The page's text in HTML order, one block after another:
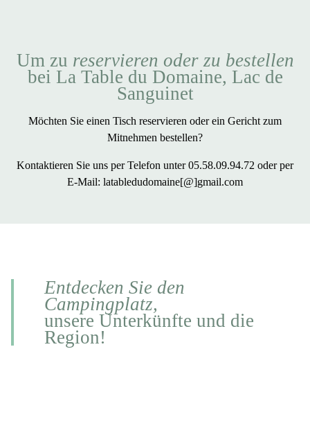
Um zu reservieren oder zu bestellen
bei La Table du Domaine, Lac de
Sanguinet
Möchten Sie einen Tisch reservieren oder ein Gericht zum
Mitnehmen bestellen?
Kontaktieren Sie uns perTelefon unter 05.58.09.94.72 oder per
E-Mail: latabledudomaine[@]gmail.com
Entdecken Sie den
Campingplatz,
unsere Unterkünfte und die
Region!